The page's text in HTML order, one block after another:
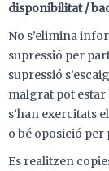
disponibilitat /
No s’elimina
supressió per
supressió
malgrat pot
s’han exercitats
o bé oposició per
Es realitzen